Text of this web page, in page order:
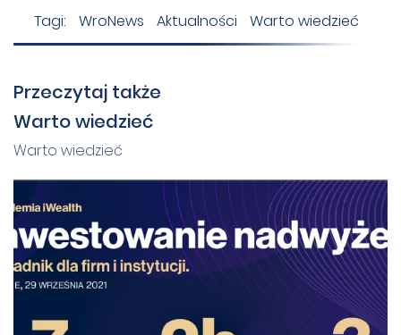
Tagi: WroNews Aktualności Warto wiedzieć
Przeczytaj także
Warto wiedzieć
Warto wiedzieć